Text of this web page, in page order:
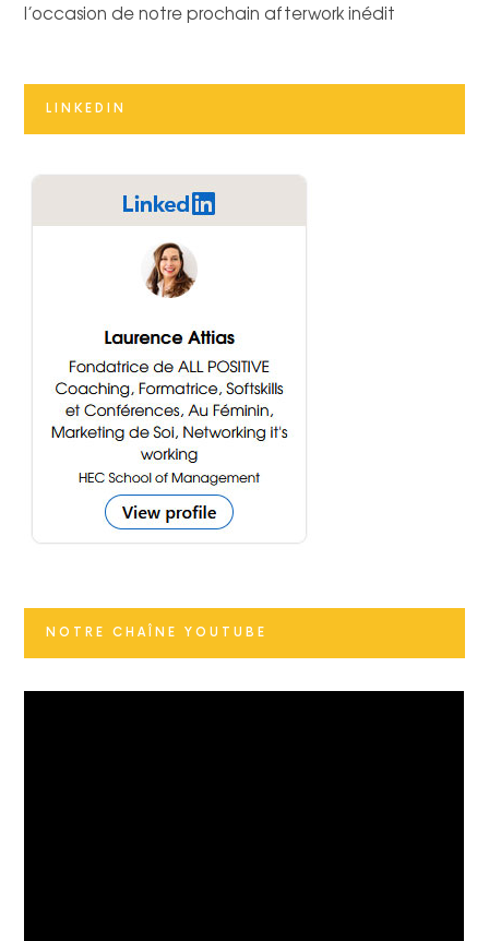
l’occasion de notre prochain afterwork inédit
LINKEDIN
NOTRE CHAÎNE YOUTUBE